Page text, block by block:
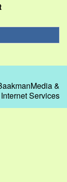
&
Services